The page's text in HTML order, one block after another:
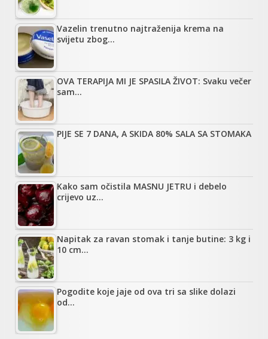
Vazelin trenutno najtraženija krema na
svijetu zbog…
OVA TERAPIJA MI JE SPASILA ŽIVOT: Svaku večer
sam…
PIJE SE 7 DANA, A SKIDA 80% SALA SA STOMAKA
Kako sam očistila MASNU JETRU i debelo
crijevo uz…
Napitak za ravan stomak i tanje butine: 3 kg i
10 cm…
Pogodite koje jaje od ova tri sa slike dolazi
od…